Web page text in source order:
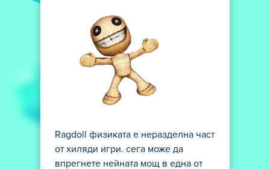
Ragdoll физиката е неразделна част
от хиляди игри. сега може да
впрегнете нейната мощ в една от